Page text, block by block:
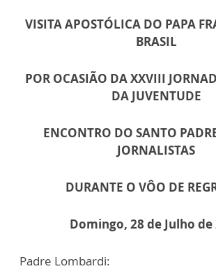
VISITA APOSTÓLICA DO PAPA
BRASIL
POR OCASIÃO DA XXVIII
DA JUVENTUDE
ENCONTRO DO SANTO
JORNALISTAS
DURANTE O VÔO DE
Domingo, 28 de Julho de
Padre Lombardi: